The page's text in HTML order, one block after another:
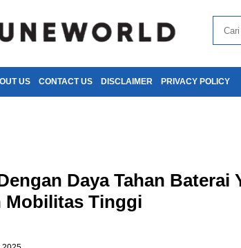
US CONTACT US DISCLAIMER PRIVACY POLICY
Daya Tahan Baterai
Mobilitas Tinggi